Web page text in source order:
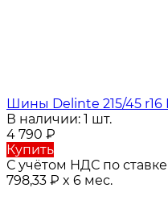
Шины Delinte 215/45 r16
В наличии: 1 шт.
4 790 ₽
Купить
С учётом НДС по ставке
798,33 ₽ x 6 мес.